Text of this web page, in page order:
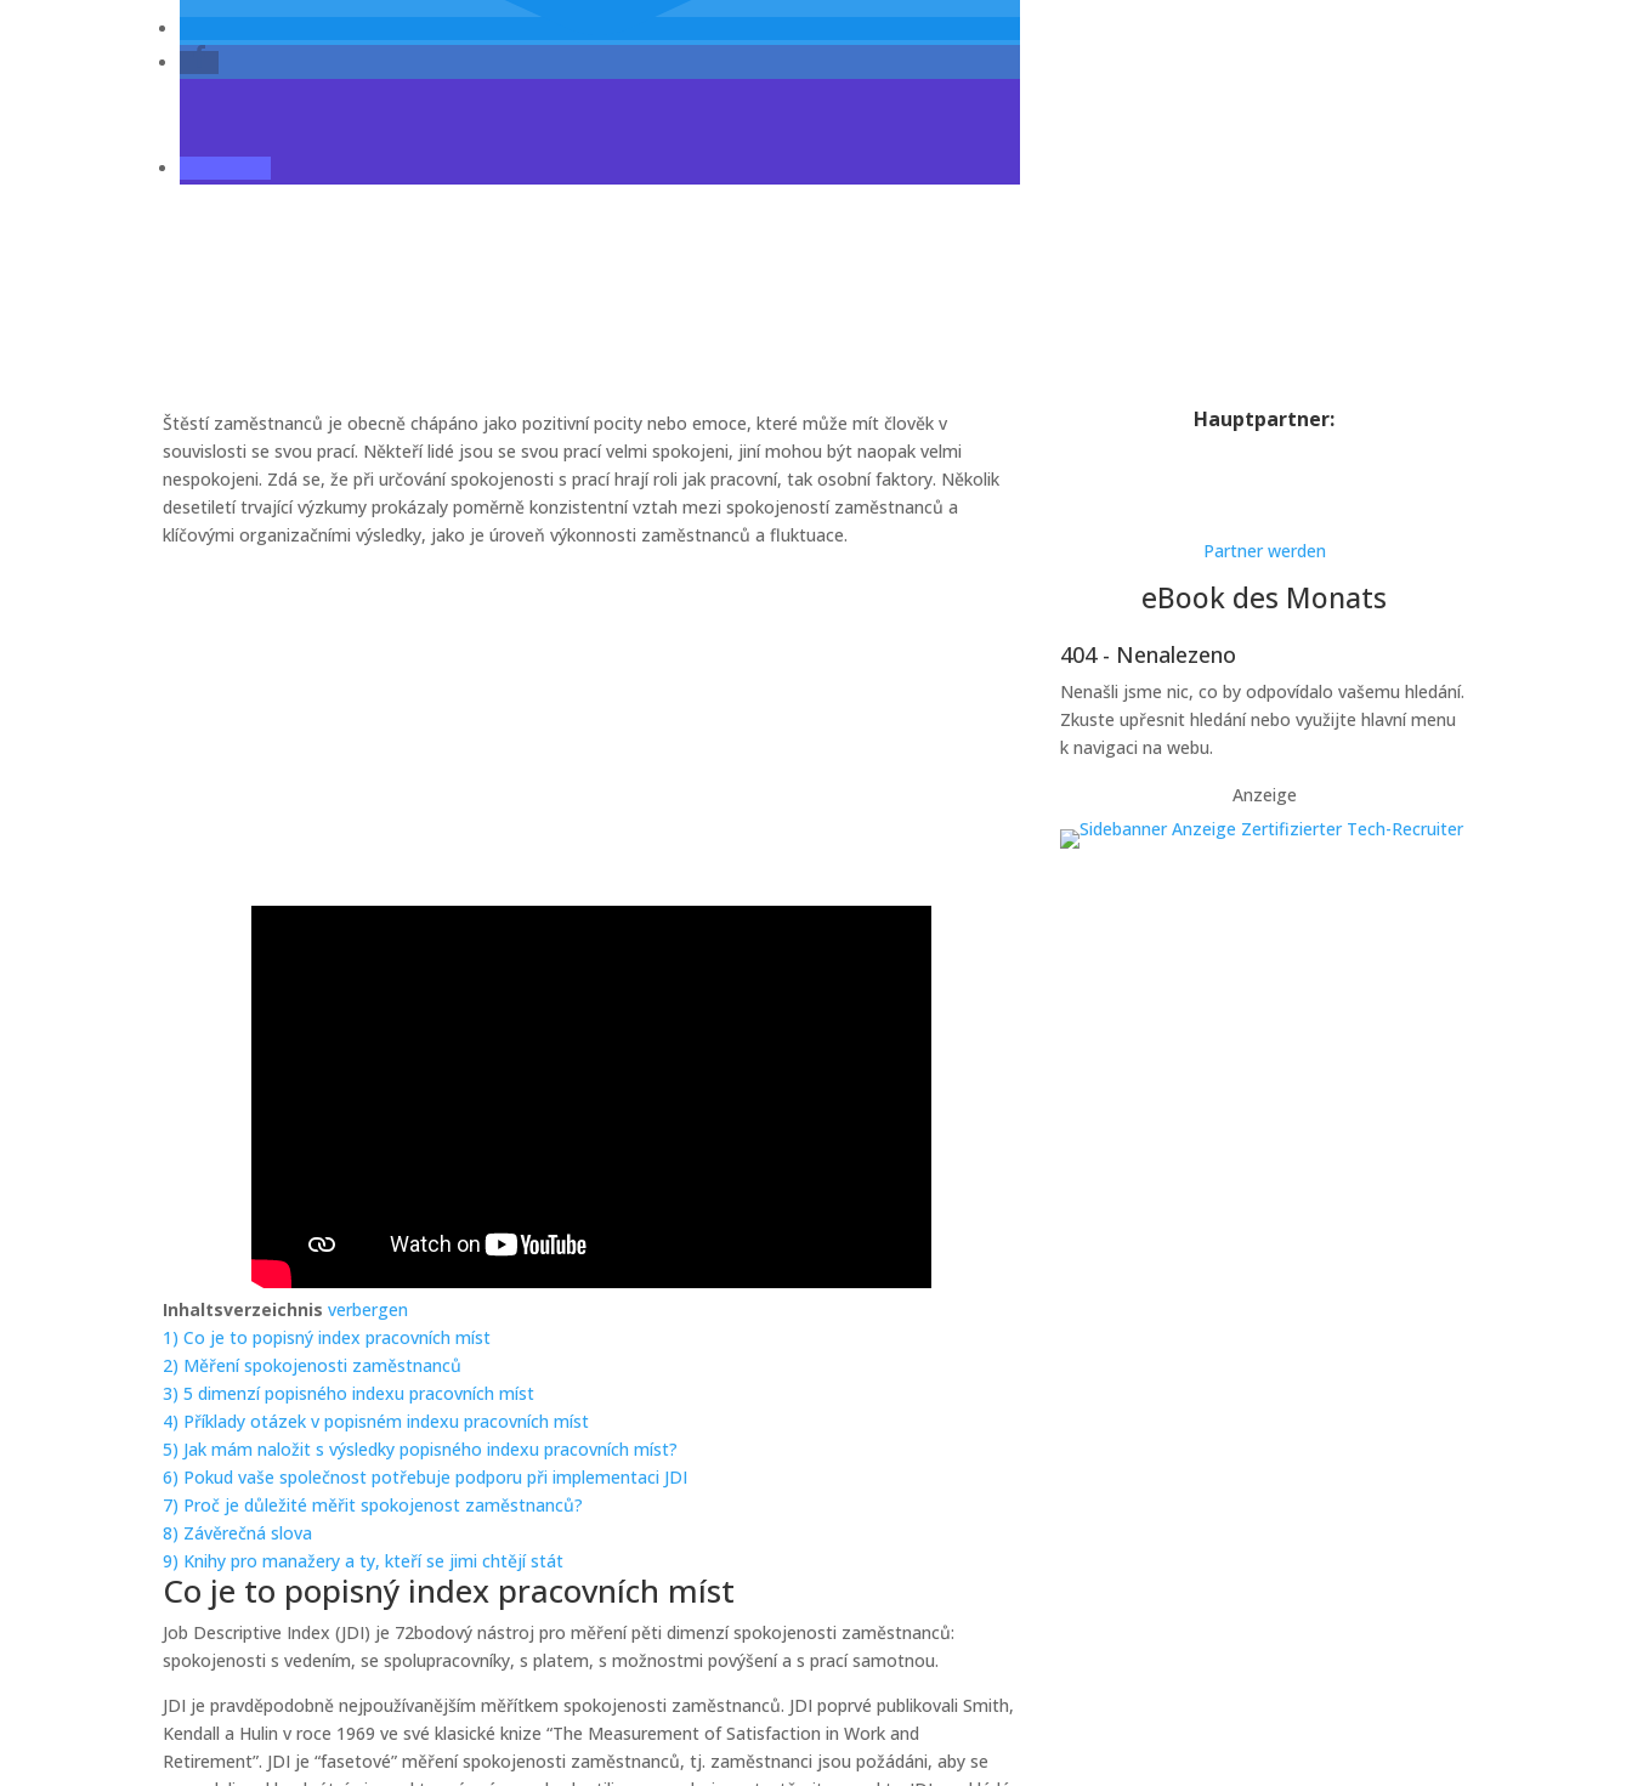
Štěstí zaměstnanců je obecně chápáno jako pozitivní pocity nebo emoce, které může mít člověk v
souvislosti se svou prací. Někteří lidé jsou se svou prací velmi spokojeni, jiní mohou být naopak velmi
nespokojeni. Zdá se, že při určování spokojenosti s prací hrají roli jak pracovní, tak osobní faktory. Několik
desetiletí trvající výzkumy prokázaly poměrně konzistentní vztah mezi spokojeností zaměstnanců a
klíčovými organizačními výsledky, jako je úroveň výkonnosti zaměstnanců a fluktuace.
Inhaltsverzeichnis verbergen
1) Co je to popisný index pracovních míst
2) Měření spokojenosti zaměstnanců
3) 5 dimenzí popisného indexu pracovních míst
4) Příklady otázek v popisném indexu pracovních míst
5) Jak mám naložit s výsledky popisného indexu pracovních míst?
6) Pokud vaše společnost potřebuje podporu při implementaci JDI
7) Proč je důležité měřit spokojenost zaměstnanců?
8) Závěrečná slova
9) Knihy pro manažery a ty, kteří se jimi chtějí stát
Co je to popisný index pracovních míst
Job Descriptive Index (JDI) je 72bodový nástroj pro měření pěti dimenzí spokojenosti zaměstnanců:
spokojenosti s vedením, se spolupracovníky, s platem, s možnostmi povýšení a s prací samotnou.
JDI je pravděpodobně nejpoužívanějším měřítkem spokojenosti zaměstnanců. JDI poprvé publikovali Smith,
Kendall a Hulin v roce 1969 ve své klasické knize “The Measurement of Satisfaction in Work and
Retirement”. JDI je “fasetové” měření spokojenosti zaměstnanců, tj. zaměstnanci jsou požádáni, aby se
Hauptpartner:
Partner werden
eBook des Monats
404 - Nenalezeno
Nenašli jsme nic, co by odpovídalo vašemu hledání.
Zkuste upřesnit hledání nebo využijte hlavní menu
k navigaci na webu.
Anzeige